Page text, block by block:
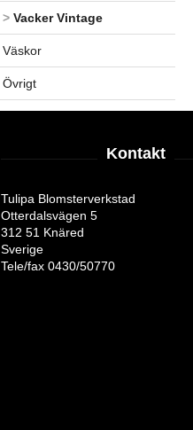
> Vacker Vintage
Väskor
Övrigt
Kontakt
Tulipa Blomsterverkstad
Otterdalsvägen 5
312 51 Knäred
Sverige
Tele/fax 0430/50770